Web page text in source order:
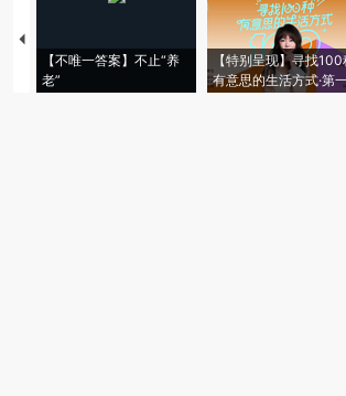
【不唯一答案】不止“养
老”
【特别呈现】寻找100
有意思的生活方式·第